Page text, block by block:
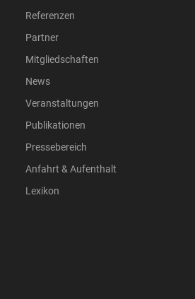
Referenzen
Partner
Mitgliedschaften
News
Veranstaltungen
Publikationen
Pressebereich
Anfahrt & Aufenthalt
Lexikon